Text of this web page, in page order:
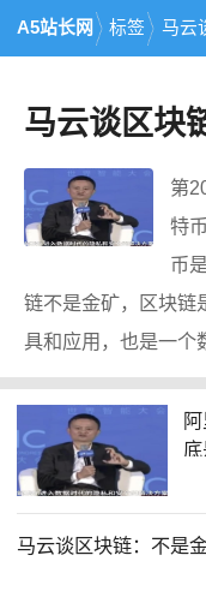
A5站长网 标签 马云
马云谈区块
第
特
币
链不是金矿，区块链
具和应用，也是一个
马云谈区块链：不是